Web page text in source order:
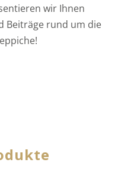
wir Ihnen
Beiträge rund um die